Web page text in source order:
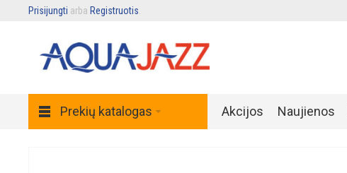
Prisijungti arba Registruotis
Prekių katalogas Akcijos Naujienos